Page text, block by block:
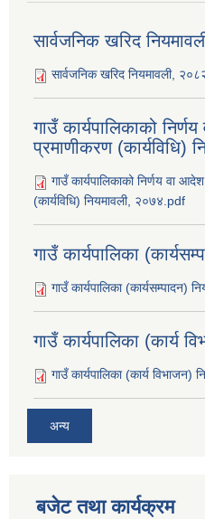
सार्वजनिक खरिद
सार्वजनिक खरिद नियमावली,
गाउँ कार्यपालिकाको
प्रमाणीकरण (कार्यविधि)
गाउँ कार्यपालिकाको निर्णय वा
(कार्यविधि) नियमावली, २०७४.pdf
गाउँ कार्यपालिका
गाउँ कार्यपालिका (कार्यसम्पादन)
गाउँ कार्यपालिका (कार्य
गाउँ कार्यपालिका (कार्य
अन्य
बजेट तथा कार्यक्रम